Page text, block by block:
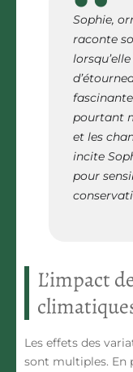
Sophie,
raconte
pourtant
et les
incite
pour
L’impact
Les effets des
sont multiples. En